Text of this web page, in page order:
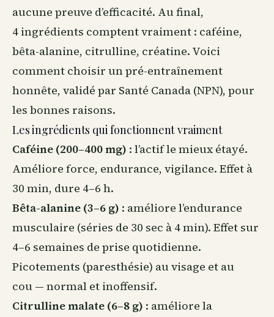
aucune preuve d’efficacité. Au final,
4 ingrédients comptent vraiment : caféine,
bêta-alanine, citrulline, créatine. Voici
comment choisir un pré-entraînement
honnête, validé par Santé Canada (NPN), pour
les bonnes raisons.
Les ingrédients qui fonctionnent vraiment
Caféine (200–400 mg) : l’actif le mieux étayé.
Améliore force, endurance, vigilance. Effet à
30 min, dure 4–6 h.
Bêta-alanine (3–6 g) : améliore l’endurance
musculaire (séries de 30 sec à 4 min). Effet sur
4–6 semaines de prise quotidienne.
Picotements (paresthésie) au visage et au
cou — normal et inoffensif.
Citrulline malate (6–8 g) : améliore la